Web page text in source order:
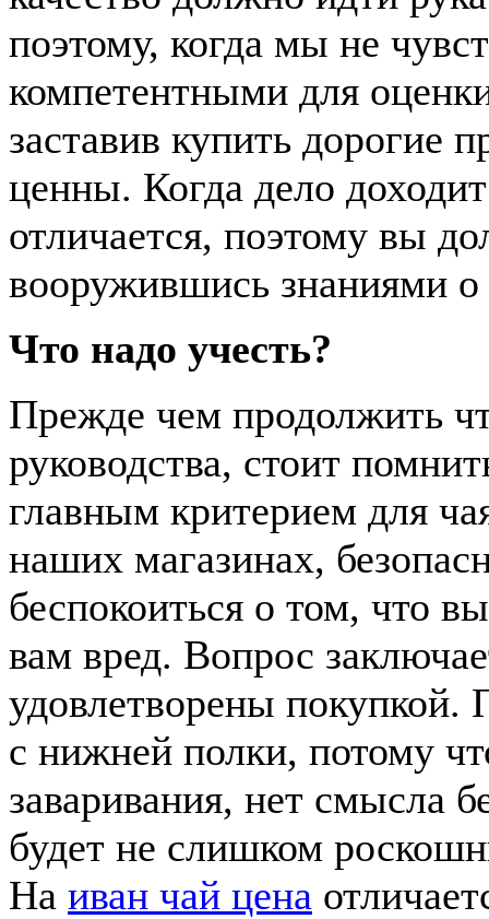
поэтому, когда мы не
компетентными для
заставив купить дорогие
ценны. Когда дело
отличается, поэтому вы
вооружившись знаниями о
Что надо учесть?
Прежде чем продолжить
руководства, стоит
главным критерием для
наших магазинах,
беспокоиться о том, что
вам вред. Вопрос
удовлетворены покупкой.
с нижней полки, потому
заваривания, нет смысла
будет не слишком
На иван чай цена